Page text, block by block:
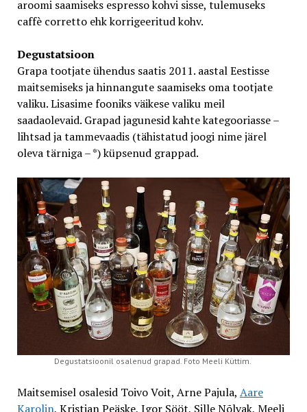
aroomi saamiseks espresso kohvi sisse, tulemuseks
caffè corretto ehk korrigeeritud kohv.
Degustatsioon
Grapa tootjate ühendus saatis 2011. aastal Eestisse
maitsemiseks ja hinnangute saamiseks oma tootjate
valiku. Lisasime fooniks väikese valiku meil
saadaolevaid. Grapad jagunesid kahte kategooriasse –
lihtsad ja tammevaadis (tähistatud joogi nime järel
oleva tärniga – *) küpsenud grappad.
Degustatsioonil osalenud grapad. Foto Meeli Küttim.
Maitsemisel osalesid Toivo Voit, Arne Pajula, Aare
Karolin, Kristjan Peäske, Igor Sööt, Sille Nõlvak, Meeli